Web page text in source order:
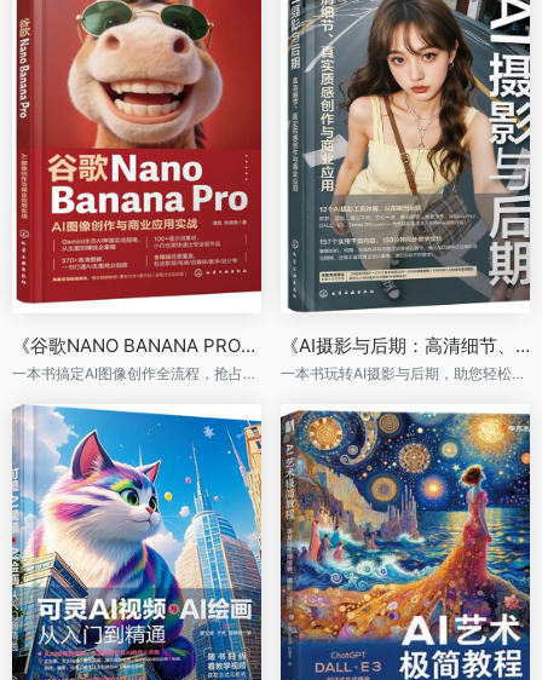
《谷歌NANO BANANA PRO： AI图像创作与商业应用实战》
一本书搞定AI图像创作全流程，抢占AI生产力风口
《AI摄影与后期：高清细节、真实质感创作与商业应用》
一本书玩转AI摄影与后期，助您轻松生成令人惊艳的摄影作品